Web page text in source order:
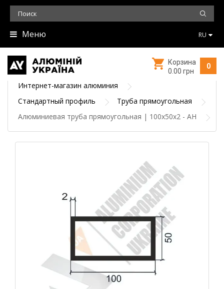
Меню RU
0
Корзина
0.00 грн
Интернет-магазин алюминия
Стандартный профиль
Труба прямоугольная
Алюминиевая труба прямоугольная | 100х50х2 - АН